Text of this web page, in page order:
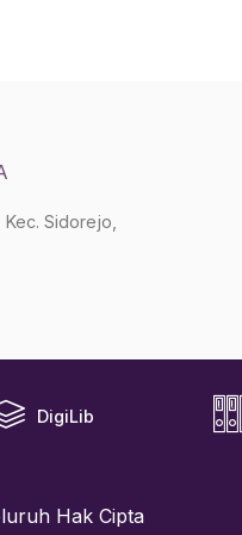
Sidorejo,
DigiLib
Hak Cipta